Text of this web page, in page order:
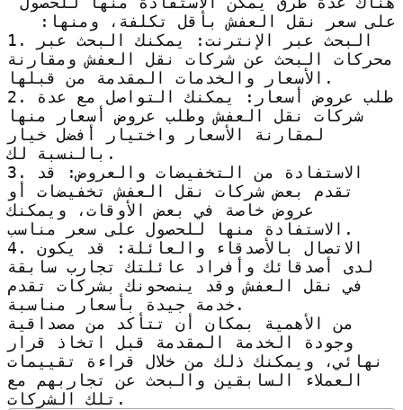
على سعر نقل العفش بأقل تكلفة، ومنها:
1. البحث عبر الإنترنت: يمكنك البحث عبر
محركات البحث عن شركات نقل العفش ومقارنة
الأسعار والخدمات المقدمة من قبلها.
2. طلب عروض أسعار: يمكنك التواصل مع عدة
شركات نقل العفش وطلب عروض أسعار منها
لمقارنة الأسعار واختيار أفضل خيار
بالنسبة لك.
3. الاستفادة من التخفيضات والعروض: قد
تقدم بعض شركات نقل العفش تخفيضات أو
عروض خاصة في بعض الأوقات، ويمكنك
الاستفادة منها للحصول على سعر مناسب.
4. الاتصال بالأصدقاء والعائلة: قد يكون
لدى أصدقائك وأفراد عائلتك تجارب سابقة
في نقل العفش وقد ينصحونك بشركات تقدم
خدمة جيدة بأسعار مناسبة.
من الأهمية بمكان أن تتأكد من مصداقية
وجودة الخدمة المقدمة قبل اتخاذ قرار
نهائي، ويمكنك ذلك من خلال قراءة تقييمات
العملاء السابقين والبحث عن تجاربهم مع
تلك الشركات.